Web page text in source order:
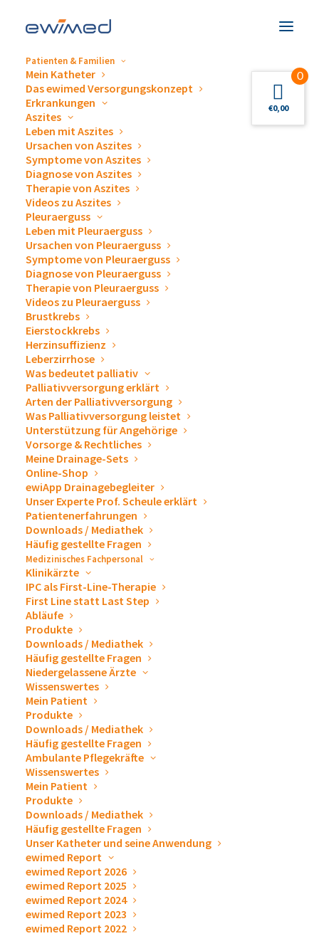
Patienten & Familien
Mein Katheter
Das ewimed Versorgungskonzept
Erkrankungen
Aszites
Leben mit Aszites
Ursachen von Aszites
Symptome von Aszites
Diagnose von Aszites
Therapie von Aszites
Videos zu Aszites
Pleuraerguss
Leben mit Pleuraerguss
Ursachen von Pleuraerguss
Symptome von Pleuraerguss
Diagnose von Pleuraerguss
Therapie von Pleuraerguss
Videos zu Pleuraerguss
Brustkrebs
Eierstockkrebs
Herzinsuffizienz
Leberzirrhose
Was bedeutet palliativ
Palliativversorgung erklärt
Arten der Palliativversorgung
Was Palliativversorgung leistet
Unterstützung für Angehörige
Vorsorge & Rechtliches
Meine Drainage-Sets
Online-Shop
ewiApp Drainagebegleiter
Unser Experte Prof. Scheule erklärt
Patientenerfahrungen
Downloads / Mediathek
Häufig gestellte Fragen
Medizinisches Fachpersonal
Klinikärzte
IPC als First-Line-Therapie
First Line statt Last Step
Abläufe
Produkte
Downloads / Mediathek
Häufig gestellte Fragen
Niedergelassene Ärzte
Wissenswertes
Mein Patient
Produkte
Downloads / Mediathek
Häufig gestellte Fragen
Ambulante Pflegekräfte
Wissenswertes
Mein Patient
Produkte
Downloads / Mediathek
Häufig gestellte Fragen
Unser Katheter und seine Anwendung
ewimed Report
ewimed Report 2026
ewimed Report 2025
ewimed Report 2024
ewimed Report 2023
ewimed Report 2022
NEU: Das drainova®
Reservoir, Soft-Vakuum
jetzt auch für
Krankenhäuser
erhältlich
Sie sehen gerade einen Platzhalterinhalt
von YouTube. Um auf den eigentlichen
Inhalt zuzugreifen, klicken Sie auf die
Schaltfläche unten. Bitte beachten Sie,
dass dabei Daten an Drittanbieter
weitergegeben werden.
Mehr Informationen
akzeptieren und Inhalte
entsperren
Dasdrainova® Reservoir, Soft-Vakuum von
ewimed liefert die
schonendste Methode zur Drainage von
Pleuraerguss und Aszites. Im diesem Artikel
erfahren Sie, warum das
Reservoir, Soft-Vakuum in jeden
Klinikbestand aufgenommen werden sollte.
Im Juli 2020 haben wir Ihnen zum ersten Mal voller
Stolz unsere neueste Innovation präsentiert. Das
drainova® Reservoir, Drainage-Set für eine schonende
und komfortable Drainage von Pleuraergüssen und
Aszites. Bisher war unsere einzigartige
Weiterentwicklung des herkömmlichen
Drainageverfahrens hin zu der intelligentesten
Methode zur Drainage von Pleuraerguss und Aszites
nur für den Heimbedarf verfügbar.
Wir bekommen aber mit, dass immer häufiger auch
Krankenhäuser, Pflegekräfte und Ärzte den enormen
Vorteil und die Qualität dieser neuartigen
Ingenieurskunst zu schätzen wissen, weswegen wir das
drainova® Reservoir, Soft-Vakuum nun auch speziell für
Krankenhäuser und Ärzte anbieten.
0
€0,00